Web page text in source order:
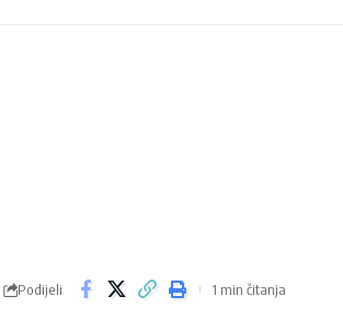
Podijeli 1 min čitanja